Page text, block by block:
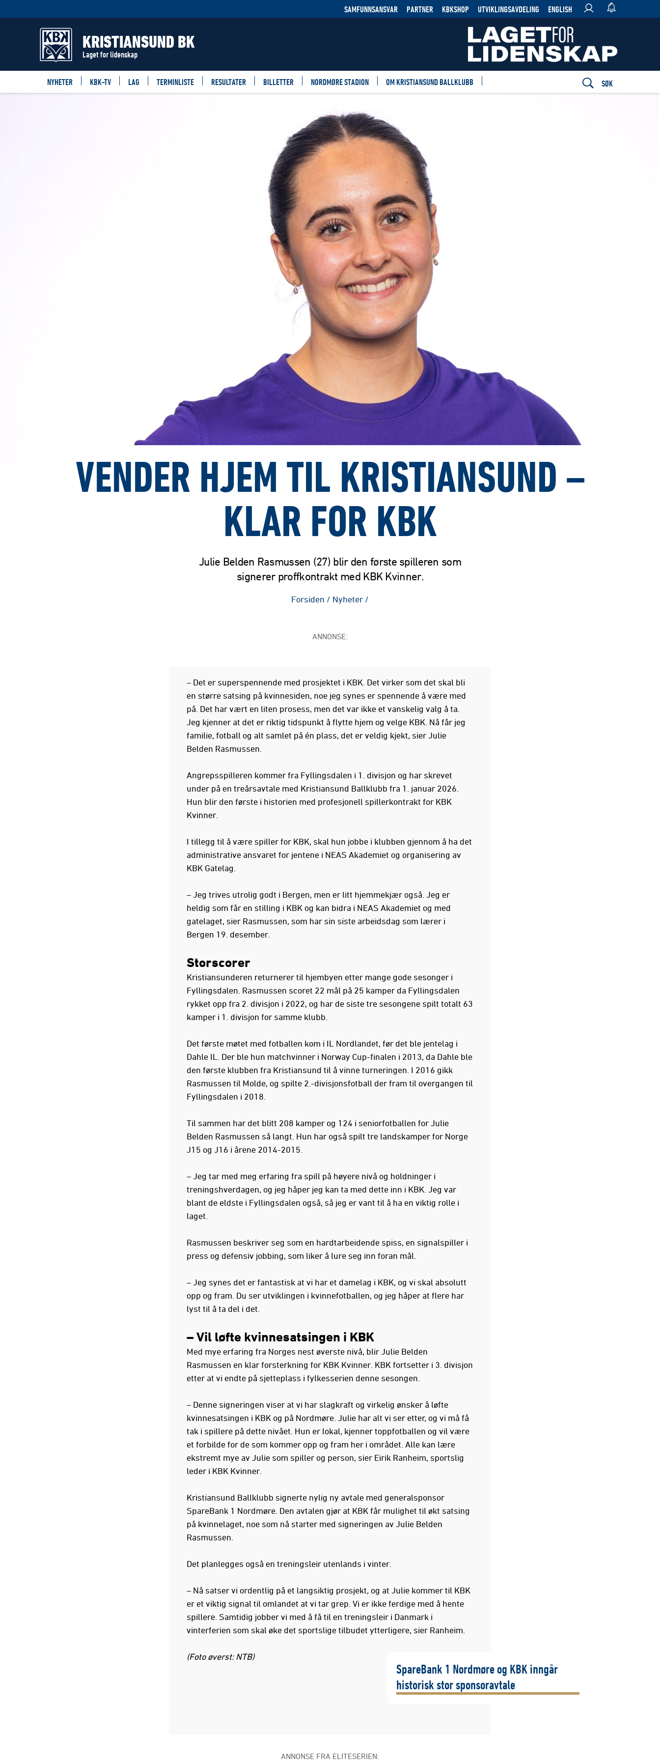
SAMFUNNSANSVAR PARTNER KBKSHOP UTVIKLINGSAVDELING ENGLISH
KRISTIANSUND BK
Laget for lidenskap
NYHETER KBK-TV LAG TERMINLISTE RESULTATER BILLETTER NORDMØRE STADION OM KRISTIANSUND BALLKLUBB SØK
VENDER HJEM TIL KRISTIANSUND –
KLAR FOR KBK
Julie Belden Rasmussen (27) blir den første spilleren som
signerer proffkontrakt med KBK Kvinner.
Forsiden / Nyheter /
ANNONSE:
– Det er superspennende med prosjektet i KBK. Det virker som det skal bli
en større satsing på kvinnesiden, noe jeg synes er spennende å være med
på. Det har vært en liten prosess, men det var ikke et vanskelig valg å ta.
Jeg kjenner at det er riktig tidspunkt å flytte hjem og velge KBK. Nå får jeg
familie, fotball og alt samlet på én plass, det er veldig kjekt, sier Julie
Belden Rasmussen.
Angrepsspilleren kommer fra Fyllingsdalen i 1. divisjon og har skrevet
under på en treårsavtale med Kristiansund Ballklubb fra 1. januar 2026.
Hun blir den første i historien med profesjonell spillerkontrakt for KBK
Kvinner.
I tillegg til å være spiller for KBK, skal hun jobbe i klubben gjennom å ha det
administrative ansvaret for jentene i NEAS Akademiet og organisering av
KBK Gatelag.
– Jeg trives utrolig godt i Bergen, men er litt hjemmekjær også. Jeg er
heldig som får en stilling i KBK og kan bidra i NEAS Akademiet og med
gatelaget, sier Rasmussen, som har sin siste arbeidsdag som lærer i
Bergen 19. desember.
Storscorer
Kristiansunderen returnerer til hjembyen etter mange gode sesonger i
Fyllingsdalen. Rasmussen scoret 22 mål på 25 kamper da Fyllingsdalen
rykket opp fra 2. divisjon i 2022, og har de siste tre sesongene spilt totalt 63
kamper i 1. divisjon for samme klubb.
Det første møtet med fotballen kom i IL Nordlandet, før det ble jentelag i
Dahle IL. Der ble hun matchvinner i Norway Cup-finalen i 2013, da Dahle ble
den første klubben fra Kristiansund til å vinne turneringen. I 2016 gikk
Rasmussen til Molde, og spilte 2.-divisjonsfotball der fram til overgangen til
Fyllingsdalen i 2018.
Til sammen har det blitt 208 kamper og 124 i seniorfotballen for Julie
Belden Rasmussen så langt. Hun har også spilt tre landskamper for Norge
J15 og J16 i årene 2014-2015.
– Jeg tar med meg erfaring fra spill på høyere nivå og holdninger i
treningshverdagen, og jeg håper jeg kan ta med dette inn i KBK. Jeg var
blant de eldste i Fyllingsdalen også, så jeg er vant til å ha en viktig rolle i
laget.
Rasmussen beskriver seg som en hardtarbeidende spiss, en signalspiller i
press og defensiv jobbing, som liker å lure seg inn foran mål.
– Jeg synes det er fantastisk at vi har et damelag i KBK, og vi skal absolutt
opp og fram. Du ser utviklingen i kvinnefotballen, og jeg håper at flere har
lyst til å ta del i det.
– Vil løfte kvinnesatsingen i KBK
Med mye erfaring fra Norges nest øverste nivå, blir Julie Belden
Rasmussen en klar forsterkning for KBK Kvinner. KBK fortsetter i 3. divisjon
etter at vi endte på sjetteplass i fylkesserien denne sesongen.
– Denne signeringen viser at vi har slagkraft og virkelig ønsker å løfte
kvinnesatsingen i KBK og på Nordmøre. Julie har alt vi ser etter, og vi må få
tak i spillere på dette nivået. Hun er lokal, kjenner toppfotballen og vil være
et forbilde for de som kommer opp og fram her i området. Alle kan lære
ekstremt mye av Julie som spiller og person, sier Eirik Ranheim, sportslig
leder i KBK Kvinner.
Kristiansund Ballklubb signerte nylig ny avtale med generalsponsor
SpareBank 1 Nordmøre. Den avtalen gjør at KBK får mulighet til økt satsing
på kvinnelaget, noe som nå starter med signeringen av Julie Belden
Rasmussen.
Det planlegges også en treningsleir utenlands i vinter.
– Nå satser vi ordentlig på et langsiktig prosjekt, og at Julie kommer til KBK
er et viktig signal til omlandet at vi tar grep. Vi er ikke ferdige med å hente
spillere. Samtidig jobber vi med å få til en treningsleir i Danmark i
vinterferien som skal øke det sportslige tilbudet ytterligere, sier Ranheim.
SpareBank 1 Nordmøre og KBK inngår
historisk stor sponsoravtale
(Foto øverst: NTB)
ANNONSE FRA ELITESERIEN: